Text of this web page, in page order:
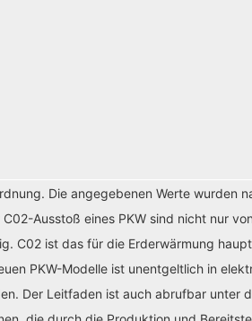
Die angegebenen Werte wurden
Ausstoß eines PKW sind nicht nur
C02 ist das für die Erderwärmung
PKW-Modelle ist unentgeltlich in
Der Leitfaden ist auch abrufbar unter